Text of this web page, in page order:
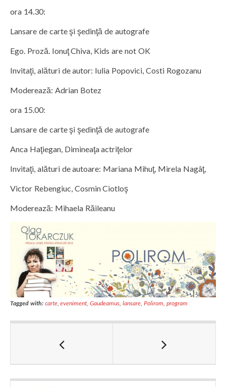
ora 14.30:
Lansare de carte şi şedinţă de autografe
Ego. Proză. Ionuţ Chiva, Kids are not OK
Invitaţi, alături de autor: Iulia Popovici, Costi Rogozanu
Moderează: Adrian Botez
ora 15.00:
Lansare de carte şi şedinţă de autografe
Anca Haţiegan, Dimineaţa actriţelor
Invitaţi, alături de autoare: Mariana Mihuţ, Mirela Nagâţ,
Victor Rebengiuc, Cosmin Ciotloş
Moderează: Mihaela Răileanu
Tagged with: carte,eveniment,Gaudeamus,lansare, Polirom, program